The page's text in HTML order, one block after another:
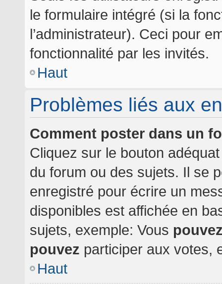
le formulaire intégré (si la
l’administrateur). Ceci pour
fonctionnalité par les invités.
Haut
Problèmes liés aux
Comment poster dans un
Cliquez sur le bouton
du forum ou des sujets. Il se
enregistré pour écrire un
disponibles est affichée en
sujets, exemple: Vous
pouvez participer aux votes,
Haut